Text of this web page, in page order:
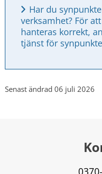
Har du
verksamhet? För
hanteras korrekt,
tjänst för
Senast ändrad 06 juli 2026